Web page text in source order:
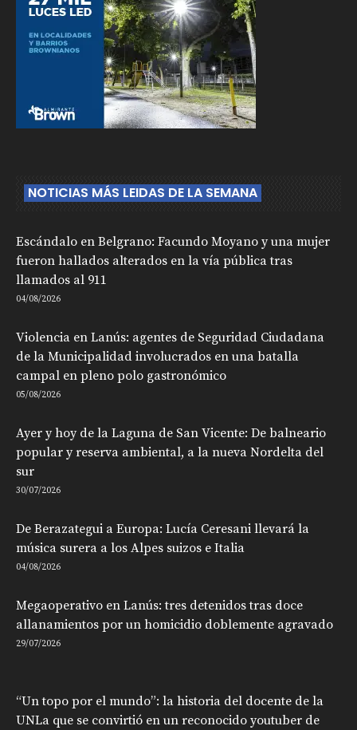
NOTICIAS MÁS LEIDAS DE LA SEMANA
Escándalo en Belgrano: Facundo Moyano y una mujer
fueron hallados alterados en la vía pública tras
llamados al 911
04/08/2026
Violencia en Lanús: agentes de Seguridad Ciudadana
de la Municipalidad involucrados en una batalla
campal en pleno polo gastronómico
05/08/2026
Ayer y hoy de la Laguna de San Vicente: De balneario
popular y reserva ambiental, a la nueva Nordelta del
sur
30/07/2026
De Berazategui a Europa: Lucía Ceresani llevará la
música surera a los Alpes suizos e Italia
04/08/2026
Megaoperativo en Lanús: tres detenidos tras doce
allanamientos por un homicidio doblemente agravado
29/07/2026
“Un topo por el mundo”: la historia del docente de la
UNLa que se convirtió en un reconocido youtuber de